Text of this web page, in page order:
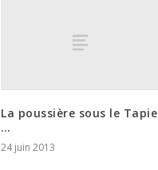
La poussière sous le Tapie
…
24 juin 2013